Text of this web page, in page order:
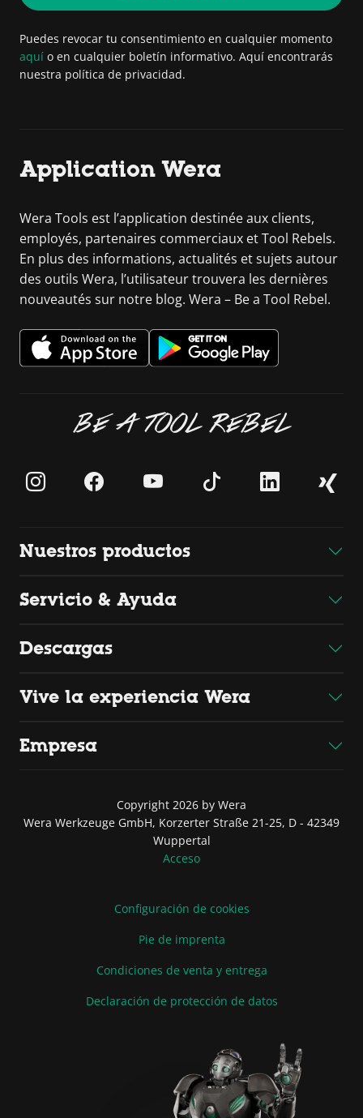
Puedes revocar tu consentimiento en cualquier momento
aquí o en cualquier boletín informativo. Aquí encontrarás
nuestra política de privacidad.
Application Wera
Wera Tools est l’application destinée aux clients,
employés, partenaires commerciaux et Tool Rebels.
En plus des informations, actualités et sujets autour
des outils Wera, l’utilisateur trouvera les dernières
nouveautés sur notre blog. Wera – Be a Tool Rebel.
BE A TOOL REBEL
Nuestros productos
Servicio & Ayuda
Descargas
Vive la experiencia Wera
Empresa
Copyright 2026 by Wera
Wera Werkzeuge GmbH, Korzerter Straße 21-25, D - 42349
Wuppertal
Acceso
Configuración de cookies
Pie de imprenta
Condiciones de venta y entrega
Declaración de protección de datos